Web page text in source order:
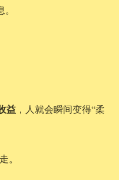
益，人就会瞬间变得“柔
。